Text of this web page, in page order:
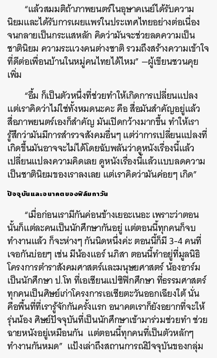
“แล้วสมมติถ้าภาพยนตร์ในอุษาคเนย์ได้รับความ
นิยมและได้รับการเผยแพร่ในประเทศไทยอย่างต่อเนื่อง
จนกลายเป็นกระแสหลัก คิดว่ามันจะช่วยลดความเป็น
ชาตินิยม ความระแวงคนต่างชาติ รวมถึงสร้างความเข้าใจ
ที่ดีต่อเพื่อนบ้านในหมู่คนไทยได้ไหม” —ผู้เขียนชวนคุย
เพิ่ม
“อื้ม ก็เป็นตัวหนึ่งที่ช่วยทำให้เกิดการเปลี่ยนแปลง
แต่เราคิดว่าไม่ใช่ทั้งหมดนะคะ คือ สื่อมันสำคัญอยู่แล้ว
สื่อภาพยนตร์เองก็สำคัญ มันเปิดกว้างมากขึ้น ทำให้เรา
รู้สึกว่ามันมีการสำรวจสังคมอื่นๆ แต่ว่าการเปลี่ยนแปลงที่
เกิดขึ้นมันอาจจะไม่ได้โดยฉับพลันว่าดูหนังเรื่องนี้แล้ว
เปลี่ยนแปลงความคิดเลย ดูหนังเรื่องนี้แล้วแบบลดความ
เป็นชาตินิยมของเราลงเลย แต่เราคิดว่ามันค่อยๆ เกิด”
ปัจจุบันและอนาคตของฟิล์มกาวัน
“เมื่อก่อนเรามีกันค่อนข้างเยอะเนอะ เพราะว่าตอน
นั้นก็แต่ละคนเป็นนักศึกษากันอยู่ แต่ตอนนี้ทุกคนก็จบ
ทำงานแล้ว ก็จะห่างๆ กันนิดหนึ่งค่ะ ตอนนี้ก็มี 3-4 คนที่
เจอกันบ่อยๆ เช่น มีน้องแอร์ นภิสา ตอนนี้ทำอยู่ที่มูลนิธิ
โครงการตำราสังคมศาสตร์และมนุษยศาสตร์ น้องอาร์ม
เป็นนักศึกษา ป.โท ที่เอเชียนแปซิฟิกศึกษา ที่ธรรมศาสตร์
ทุกคนเป็นศิษย์เก่าโครงการเอเชียตะวันออกเฉียงใต้ นั่น
คือพื้นที่ที่เรารู้จักกันครั้งแรก อนาคตเราก็ยังอยากที่จะให้
รุ่นน้อง ศิษย์ปัจจุบันที่เป็นนักศึกษาเข้ามาร่วมช่วยทำ ช่วย
ฉายหนังอยู่เหมือนกัน แต่ตอนนี้ทุกคนที่เป็นตัวหลักๆ
ทำงานกันหมด” แป้งเล่าถึงสถานการณ์ปัจจุบันของกลุ่ม